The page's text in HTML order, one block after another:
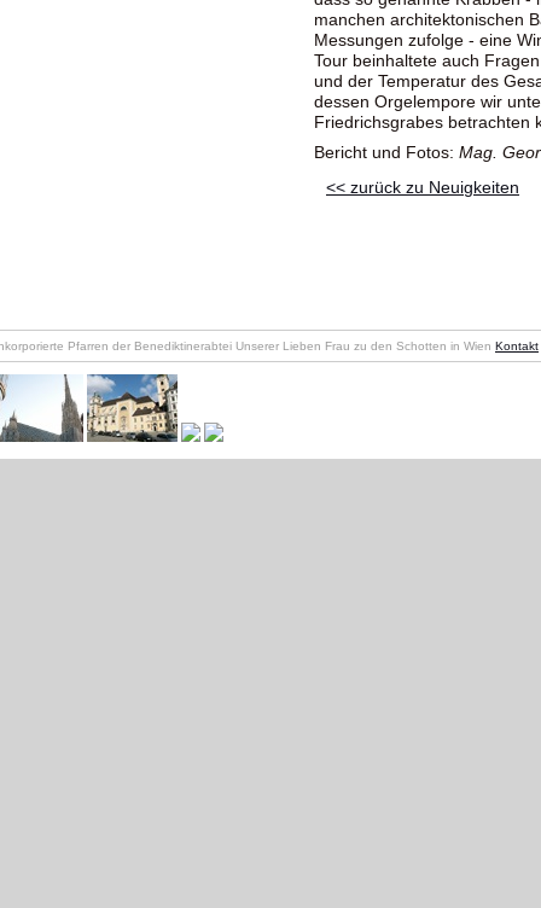
manchen architektonischen
Messungen zufolge - eine
Tour beinhaltete auch
und der Temperatur des
dessen Orgelempore wir
Friedrichsgrabes betrachten
Bericht und Fotos: Mag.
<< zurück zu Neuigkeiten
Pfarren der Benediktinerabtei Unserer Lieben Frau zu den Schotten in Wien Kontakt